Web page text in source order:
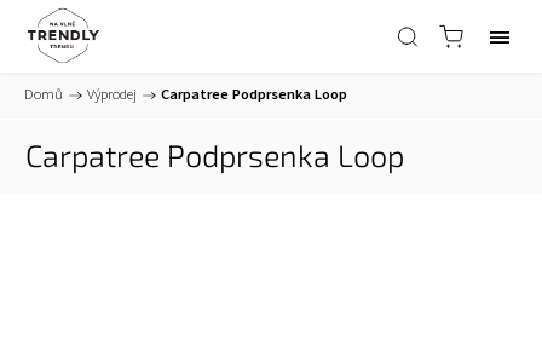
Domů / Výprodej / Carpatree Podprsenka Loop
Carpatree Podprsenka Loop